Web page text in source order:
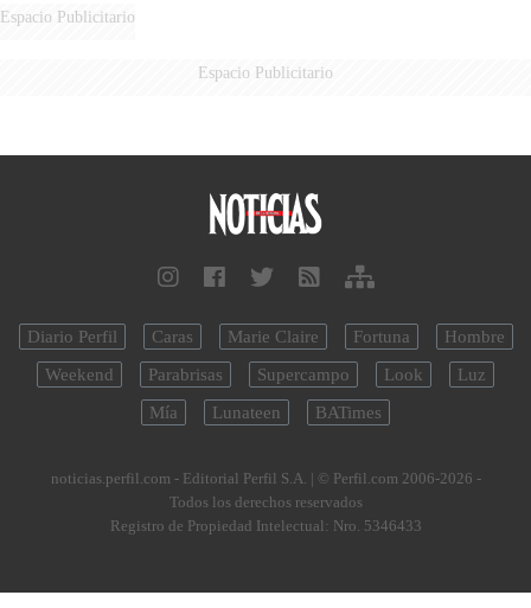
Espacio Publicitario
Espacio Publicitario
Diario Perfil Caras Marie Claire Fortuna
Hombre
Weekend
Parabrisas Supercampo Look
Luz
Mía
Lunateen BATimes
noticias.perfil.com - Editorial Perfil S.A. | © Perfil.com 2006-2026 -
Todos los derechos reservados
Registro de Propiedad Intelectual: Nro. 5346433